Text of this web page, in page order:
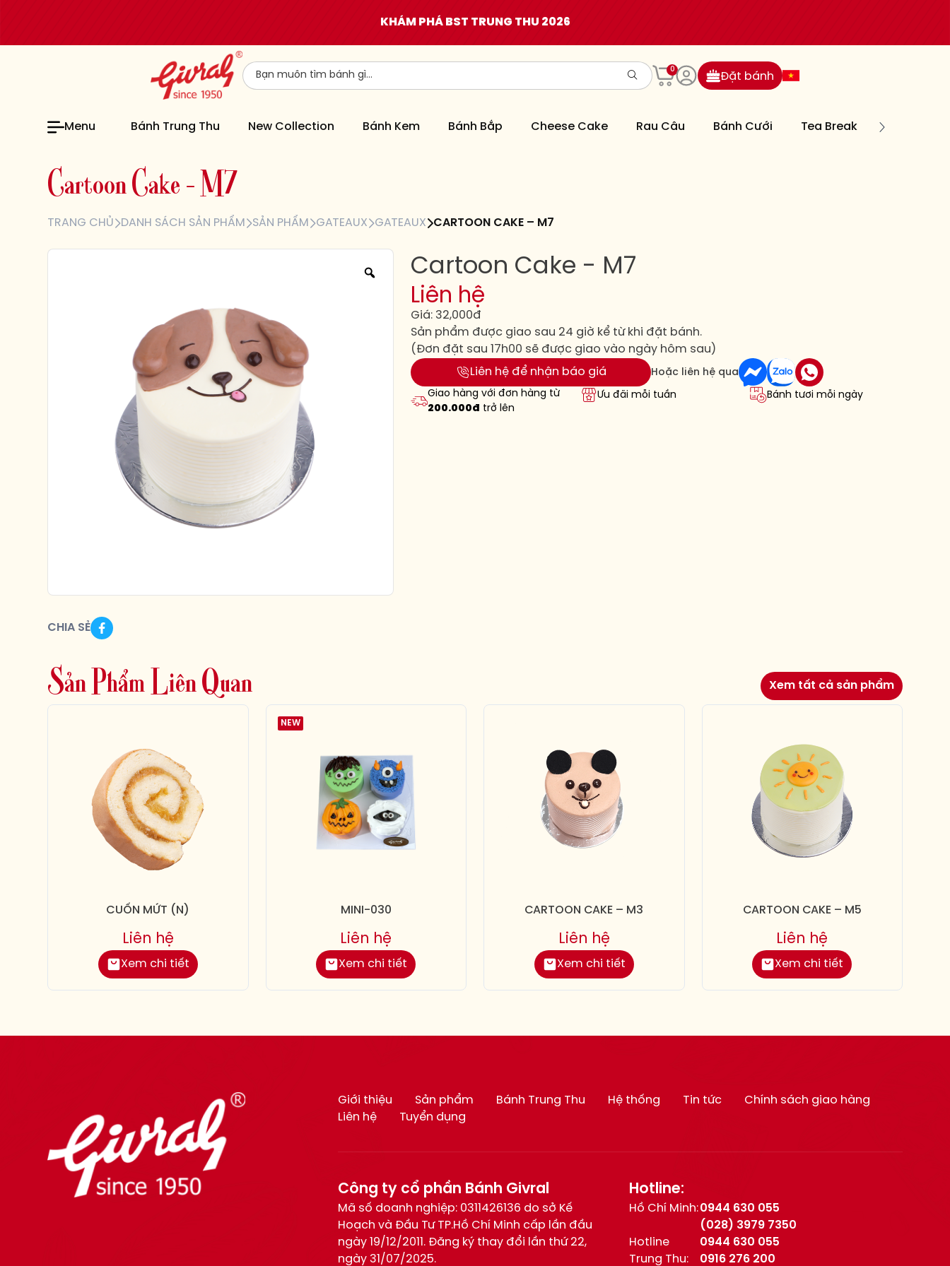
KHÁM PHÁ BST TRUNG THU 2026
0
Đặt bánh
Menu Bánh Trung Thu New Collection Bánh Kem Bánh Bắp Cheese Cake Rau Câu Bánh Cưới Tea Break
Cartoon Cake – M 7
TRANG CHỦ DANH SÁCH SẢN PHẨM SẢN PHẨM GATEAUX GATEAUX CARTOON CAKE – M7
CHIA SẺ
Cartoon Cake - M7
Liên hệ
Giá: 32,000đ
Sản phẩm được giao sau 24 giờ kể từ khi đặt bánh.
(Đơn đặt sau 17h00 sẽ được giao vào ngày hôm sau)
Liên hệ để nhận báo giá
Hoặc liên hệ qua
Giao hàng với đơn hàng từ
200.000đ trở lên
Ưu đãi mỗi tuần Bánh tươi mỗi ngày
Sản Phẩm Liên Quan Xem tất cả sản phẩm
CUỐN MỨT (N)
Xem chi tiết
Liên hệ
NEW
MINI-030
Xem chi tiết
Liên hệ
CARTOON CAKE – M3
Xem chi tiết
Liên hệ
CARTOON CAKE – M5
Xem chi tiết
Liên hệ
Giới thiệu Sản phẩm Bánh Trung Thu Hệ thống Tin tức
Chính sách giao hàng
Liên hệ
Tuyển dụng
Công ty cổ phần Bánh Givral
Mã số doanh nghiệp: 0311426136 do sở Kế
Hoạch và Đầu Tư TP.Hồ Chí Minh cấp lần đầu
ngày 19/12/2011. Đăng ký thay đổi lần thứ 22,
ngày 31/07/2025.
Hotline:
Hồ Chí Minh:0944 630 055
(028) 3979 7350
Hotline
Trung Thu:
0944 630 055
0916 276 200